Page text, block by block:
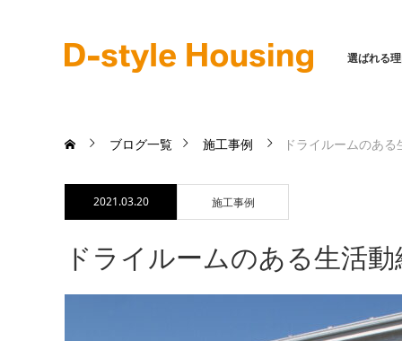
選ばれる
ブログ一覧 施工事例 ドライルームのあ
2021.03.20 施工事例
ドライルームのある生活